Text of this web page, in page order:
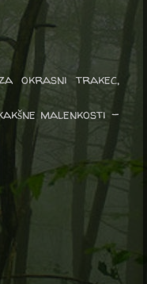
okrasni trakec,
malenkosti -